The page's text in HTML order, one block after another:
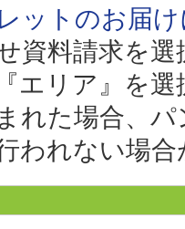
ットのお届け
資料請求を選
エリア』を
れた場合、
われない場